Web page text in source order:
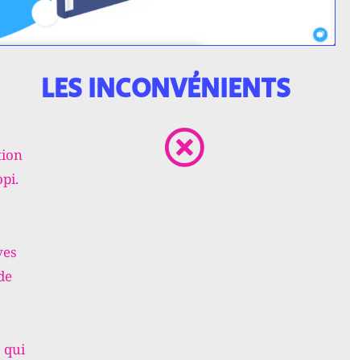
qui
LES INCONVÉNIENTS